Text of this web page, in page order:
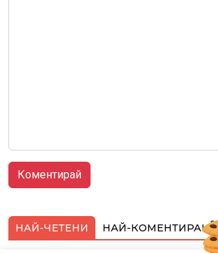
НАЙ-ЧЕТЕНИ НАЙ-КОМЕНТИРАНИ